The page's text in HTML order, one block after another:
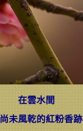
在雲水間
尚未風乾的紅粉香跡